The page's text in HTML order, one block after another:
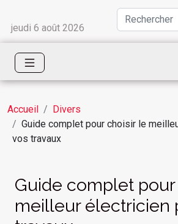
jeudi 6 août 2026
Accueil
Divers
Guide complet pour choisir le
vos travaux
Guide complet
meilleur électricien